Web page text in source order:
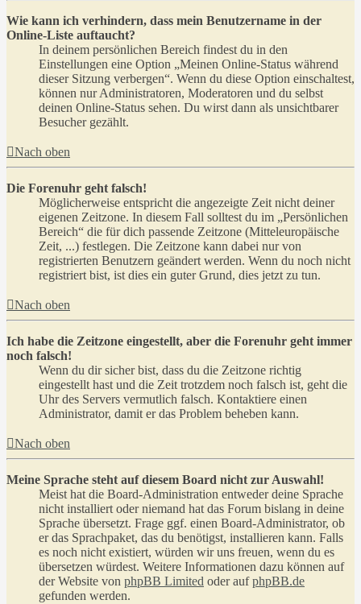
Wie kann ich verhindern, dass mein Benutzername in der
Online-Liste auftaucht?
In deinem persönlichen Bereich findest du in den
Einstellungen eine Option „Meinen Online-Status während
dieser Sitzung verbergen“. Wenn du diese Option einschaltest,
können nur Administratoren, Moderatoren und du selbst
deinen Online-Status sehen. Du wirst dann als unsichtbarer
Besucher gezählt.
Nach oben
Die Forenuhr geht falsch!
Möglicherweise entspricht die angezeigte Zeit nicht deiner
eigenen Zeitzone. In diesem Fall solltest du im „Persönlichen
Bereich“ die für dich passende Zeitzone (Mitteleuropäische
Zeit, ...) festlegen. Die Zeitzone kann dabei nur von
registrierten Benutzern geändert werden. Wenn du noch nicht
registriert bist, ist dies ein guter Grund, dies jetzt zu tun.
Nach oben
Ich habe die Zeitzone eingestellt, aber die Forenuhr geht immer
noch falsch!
Wenn du dir sicher bist, dass du die Zeitzone richtig
eingestellt hast und die Zeit trotzdem noch falsch ist, geht die
Uhr des Servers vermutlich falsch. Kontaktiere einen
Administrator, damit er das Problem beheben kann.
Nach oben
Meine Sprache steht auf diesem Board nicht zur Auswahl!
Meist hat die Board-Administration entweder deine Sprache
nicht installiert oder niemand hat das Forum bislang in deine
Sprache übersetzt. Frage ggf. einen Board-Administrator, ob
er das Sprachpaket, das du benötigst, installieren kann. Falls
es noch nicht existiert, würden wir uns freuen, wenn du es
übersetzen würdest. Weitere Informationen dazu können auf
der Website von phpBB Limited oder aufphpBB.de
gefunden werden.